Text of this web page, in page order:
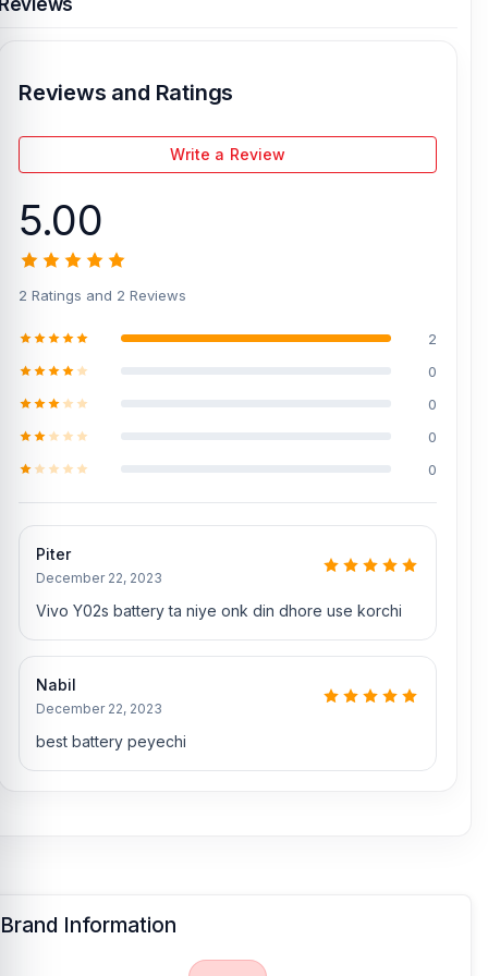
Reviews and Ratings
Write a Review
5.00
2 Ratings and 2 Reviews
2
0
0
0
0
Piter
December 22, 2023
Vivo Y02s battery ta niye onk din dhore use korchi
Nabil
December 22, 2023
best battery peyechi
Brand Information